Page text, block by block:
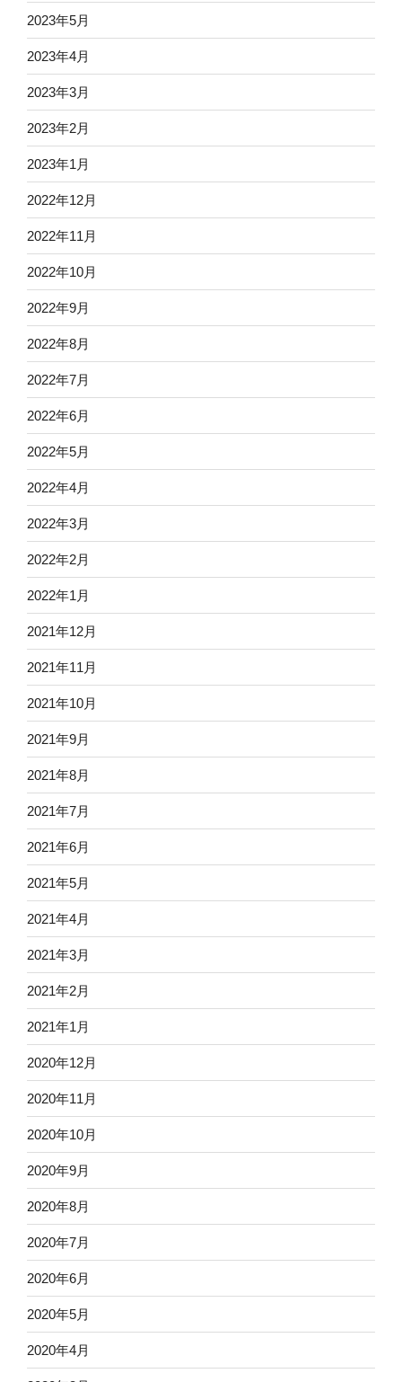
2023年5月
2023年4月
2023年3月
2023年2月
2023年1月
2022年12月
2022年11月
2022年10月
2022年9月
2022年8月
2022年7月
2022年6月
2022年5月
2022年4月
2022年3月
2022年2月
2022年1月
2021年12月
2021年11月
2021年10月
2021年9月
2021年8月
2021年7月
2021年6月
2021年5月
2021年4月
2021年3月
2021年2月
2021年1月
2020年12月
2020年11月
2020年10月
2020年9月
2020年8月
2020年7月
2020年6月
2020年5月
2020年4月